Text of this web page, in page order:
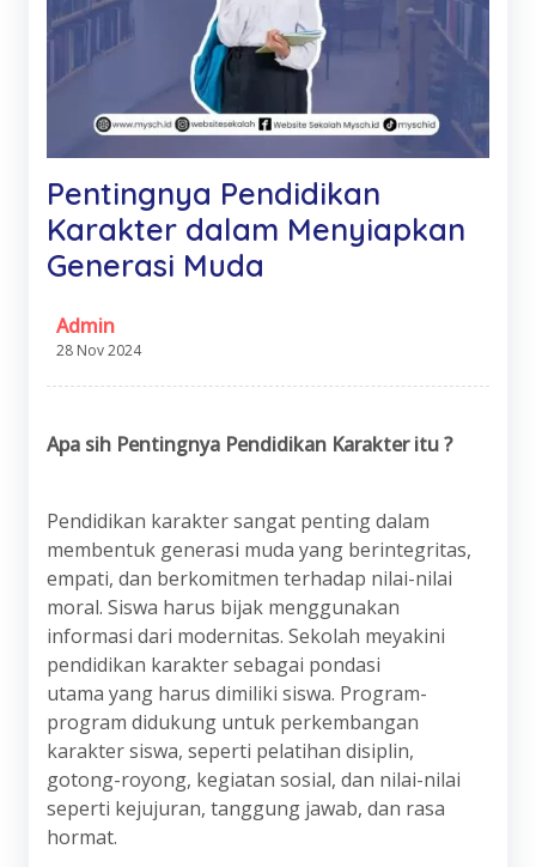
Pentingnya Pendidikan
Karakter dalam Menyiapkan
Generasi Muda
Admin
28 Nov 2024
Apa sih Pentingnya Pendidikan Karakter itu ?
Pendidikan karakter sangat penting dalam
membentuk generasi muda yang berintegritas,
empati, dan berkomitmen terhadap nilai-nilai
moral. Siswa harus bijak menggunakan
informasi dari modernitas. Sekolah meyakini
pendidikan karakter sebagai pondasi
utama yang harus dimiliki siswa. Program-
program didukung untuk perkembangan
karakter siswa, seperti pelatihan disiplin,
gotong-royong, kegiatan sosial, dan nilai-nilai
seperti kejujuran, tanggung jawab, dan rasa
hormat.